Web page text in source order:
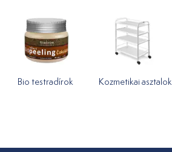
Bio testradírok Kozmetikai asztalok